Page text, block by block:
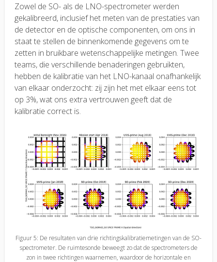
Zowel de SO- als de LNO-spectrometer werden
gekalibreerd, inclusief het meten van de prestaties van
de detector en de optische componenten, om ons in
staat te stellen de binnenkomende gegevens om te
zetten in bruikbare wetenschappelijke metingen. Twee
teams, die verschillende benaderingen gebruikten,
hebben de kalibratie van het LNO-kanaal onafhankelijk
van elkaar onderzocht: zij zijn het met elkaar eens tot
op 3%, wat ons extra vertrouwen geeft dat de
kalibratie correct is.
Figuur 5: De resultaten van drie richtingskalibratiemetingen van de SO-
spectrometer. De ruimtesonde beweegt zo dat de spectrometers de
zon in twee richtingen waarnemen, waardoor de horizontale en